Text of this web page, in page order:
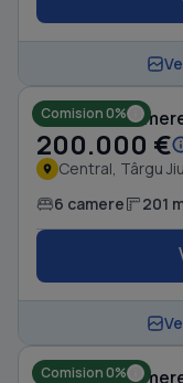
Comision 0%
Casă cu 6
200.000 €
Central, Târgu Jiu
6 camere 201
Comision 0%